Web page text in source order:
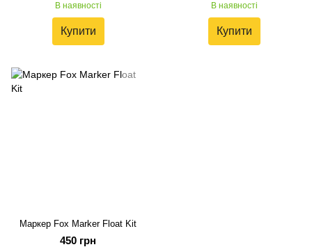
В наявності
Купити
В наявності
Купити
Маркер Fox Marker Float Kit
450 грн